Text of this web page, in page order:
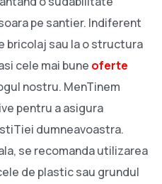
pe santier. Indiferent
bricolaj sau la o structura
cele mai bune oferte
nostru. MenTinem
pentru a asigura
dumneavoastra.
se recomanda utilizarea
de plastic sau grundul